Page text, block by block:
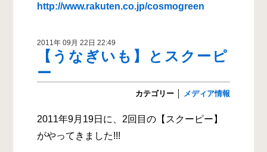
http://www.rakuten.co.jp/cosmogreen
2011年 09月 22日 22:49
【うなぎいも】とスクーピ
ー
カテゴリー メディア情報
2011年9月19日に、2回目の【スクーピー】
がやってきました!!!